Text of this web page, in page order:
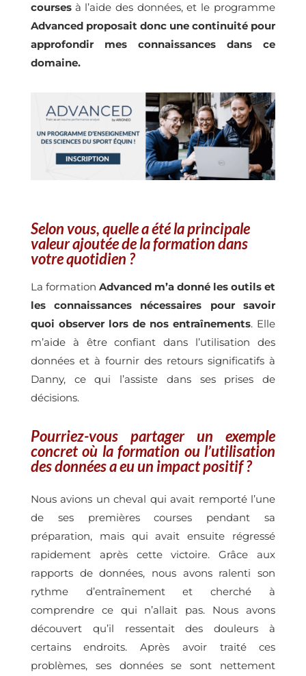
courses
à l’aide des données, et le programme
Advancedproposait donc une continuité pour
approfondir mes connaissances dans ce
domaine.
Selon vous, quelle a été la principale
valeur ajoutée de la formation dans
votre quotidien ?
La formation Advanced m’a donné les outils et
les connaissances nécessaires pour savoir
quoi observer lors de nos entraînements. Elle
m’aide à être confiant dans l’utilisation des
données et à fournir des retours significatifs à
Danny, ce qui l’assiste dans ses prises de
décisions.
Pourriez-vous partager un exemple
concret où la formation ou l’utilisation
des données a eu un impact positif ?
Nous avions un cheval qui avait remporté l’une
de ses premières courses pendant sa
préparation, mais qui avait ensuite régressé
rapidement après cette victoire. Grâce aux
rapports de données, nous avons ralenti son
rythme d’entraînement et cherché à
comprendre ce qui n’allait pas. Nous avons
découvert qu’il ressentait des douleurs à
certains endroits. Après avoir traité ces
problèmes, ses données se sont nettement